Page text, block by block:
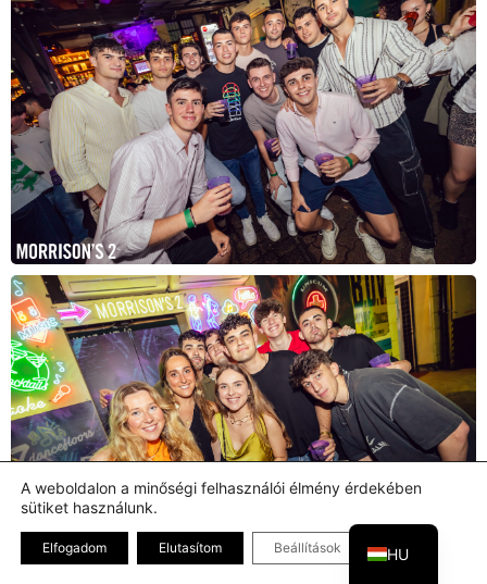
A weboldalon a minőségi felhasználói élmény érdekében
sütiket használunk.
Elfogadom Elutasítom Beállítások Bezárás
HU